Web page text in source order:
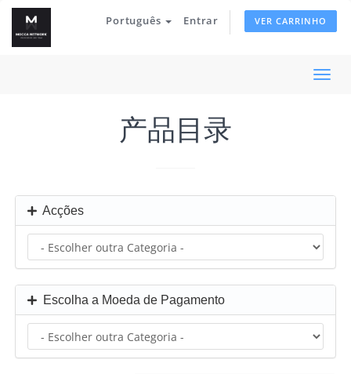
Português Entrar VER CARRINHO
产品目录
Acções
Escolha a Moeda de Pagamento